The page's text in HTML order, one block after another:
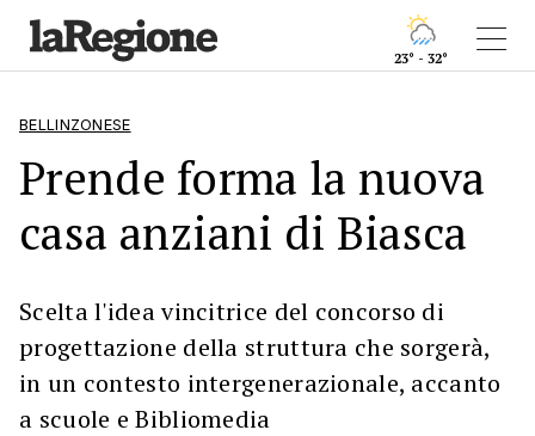
23° - 32°
BELLINZONESE
Prende forma la nuova
casa anziani di Biasca
Scelta l'idea vincitrice del concorso di
progettazione della struttura che sorgerà,
in un contesto intergenerazionale, accanto
a scuole e Bibliomedia